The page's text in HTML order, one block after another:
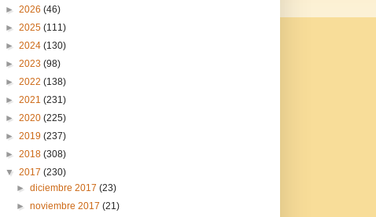
► 2026 (46)
► 2025 (111)
► 2024 (130)
► 2023 (98)
► 2022 (138)
► 2021 (231)
► 2020 (225)
► 2019 (237)
► 2018 (308)
▼ 2017 (230)
►diciembre 2017(23)
►noviembre 2017(21)